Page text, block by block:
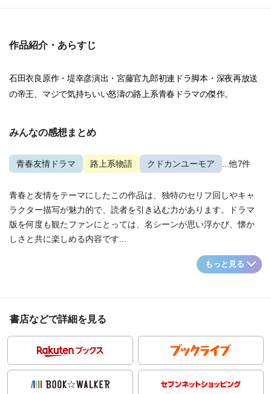
作品紹介・あらすじ
石田衣良原作・堤幸彦演出・宮藤官九郎初連ドラ脚本・深夜再放送
の帝王、マジで気持ちいい怒濤の路上系青春ドラマの傑作。
みんなの感想まとめ
青春友情ドラマ 路上系物語 クドカンユーモア ...他7件
青春と友情をテーマにしたこの作品は、独特のセリフ回しやキャ
ラクター描写が魅力的で、読者を引き込む力があります。ドラマ
版を何度も観たファンにとっては、名シーンが思い浮かび、懐か
しさと共に楽しめる内容です...
もっと見る
書店などで詳細を見る